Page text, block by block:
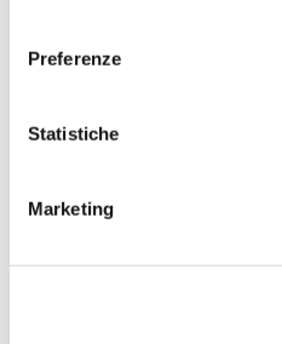
Preferenze
Statistiche
Marketing
2014
dell’Assemblea Ordinaria
05/08/2014